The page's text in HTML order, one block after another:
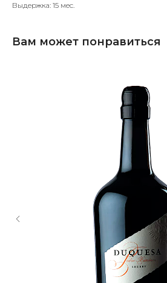
Выдержка: 15 мес.
Вам может понравиться